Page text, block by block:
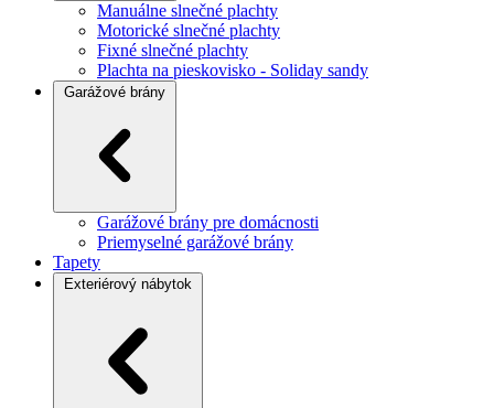
Manuálne slnečné plachty
Motorické slnečné plachty
Fixné slnečné plachty
Plachta na pieskovisko - Soliday sandy
Garážové brány
Garážové brány pre domácnosti
Priemyselné garážové brány
Tapety
Exteriérový nábytok